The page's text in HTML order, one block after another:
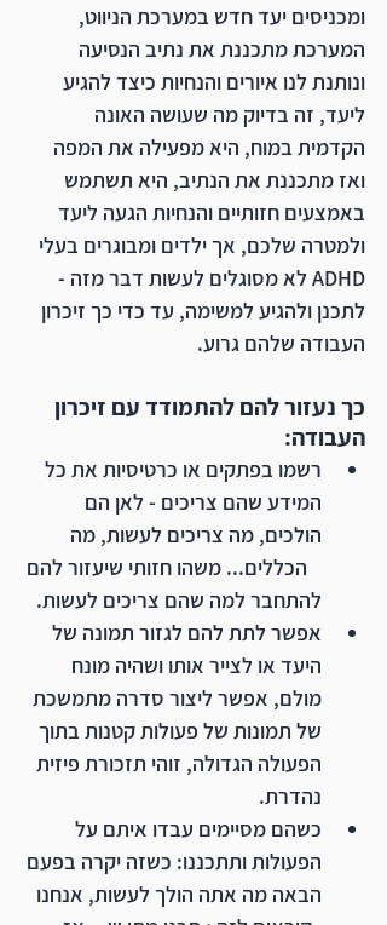
ומכניסים יעד חדש במערכת הניווט,
המערכת מתכננת את נתיב הנסיעה
ונותנת לנו איורים והנחיות כיצד להגיע
ליעד, זה בדיוק מה שעושה האונה
הקדמית במוח, היא מפעילה את המפה
ואז מתכננת את הנתיב, היא תשתמש
באמצעים חזותיים והנחיות הגעה ליעד
ולמטרה שלכם, אך ילדים ומבוגרים בעלי
ADHD לא מסוגלים לעשות דבר מזה -
לתכנן ולהגיע למשימה, עד כדי כך זיכרון
העבודה שלהם גרוע.
כך נעזור להם להתמודד עם זיכרון
העבודה:
רשמו בפתקים או כרטיסיות את כל
המידע שהם צריכים - לאן הם
הולכים, מה צריכים לעשות, מה
   הכללים... משהו חזותי שיעזור להם
להתחבר למה שהם צריכים לעשות.
אפשר לתת להם לגזור תמונה של
היעד או לצייר אותו ושהיה מונח
מולם, אפשר ליצור סדרה מתמשכת
של תמונות של פעולות קטנות בתוך
הפעולה הגדולה, זוהי תזכורת פיזית
נהדרת.
כשהם מסיימים עבדו איתם על
הפעולות ותתכננו: כשזה יקרה בפעם
הבאה מה אתה הולך לעשות, אנחנו